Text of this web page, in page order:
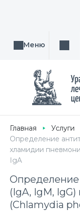
Меню
Главная Услуги
Определение
хламидии
IgA
Определение
(IgA, IgM,
(Chlamydia